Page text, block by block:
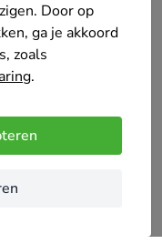
Door op
ga je akkoord
zoals
.
en